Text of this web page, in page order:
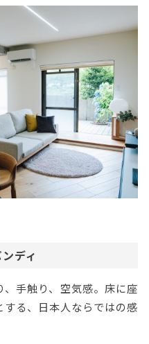
ディ
手触り、空気感。床に座
る、日本人ならではの感